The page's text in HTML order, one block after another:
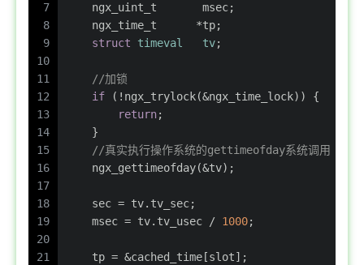
7
8
9
10
11
12
13
14
15
16
17
18
19
20
21
ngx_uint_t
       msec;
ngx_time_t
      *tp;
struct
timeval tv;
//加锁
if (!ngx_trylock(&ngx_time_lock)) {
return;
    }
//真实执行操作系统的gettimeofday系统调用
    ngx_gettimeofday(&tv);
    sec = tv.tv_sec;
    msec = tv.tv_usec /
1000;
    tp = &cached_time[slot];